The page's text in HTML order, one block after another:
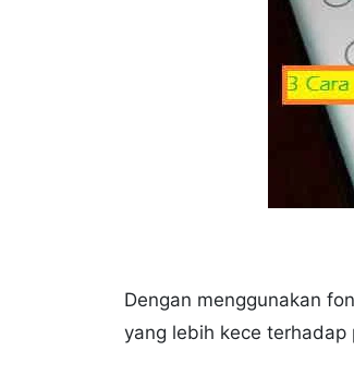
Dengan menggunakan
yang lebih kece terhadap